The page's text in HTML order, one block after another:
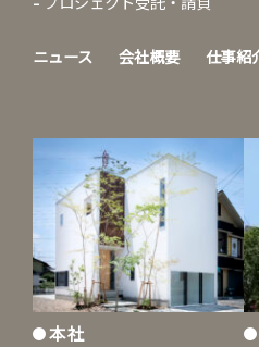
ニュース 会社概要 仕事紹
本社